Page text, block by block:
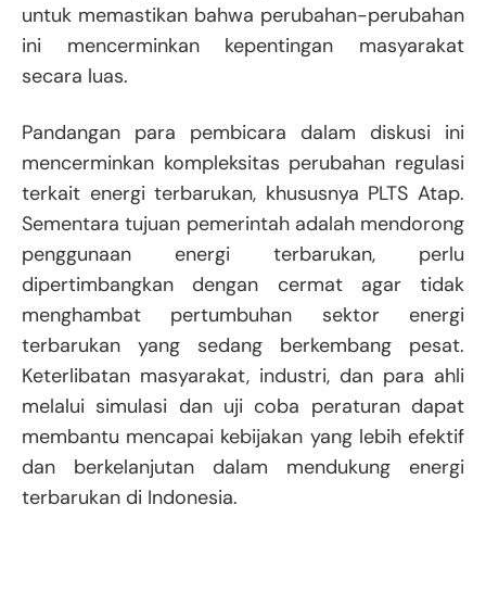
untuk memastikan bahwa perubahan-perubahan
ini mencerminkan kepentingan masyarakat
secara luas.
Pandangan para pembicara dalam diskusi ini
mencerminkan kompleksitas perubahan regulasi
terkait energi terbarukan, khususnya PLTS Atap.
Sementara tujuan pemerintah adalah mendorong
penggunaan energi terbarukan, perlu
dipertimbangkan dengan cermat agar tidak
menghambat pertumbuhan sektor energi
terbarukan yang sedang berkembang pesat.
Keterlibatan masyarakat, industri, dan para ahli
melalui simulasi dan uji coba peraturan dapat
membantu mencapai kebijakan yang lebih efektif
dan berkelanjutan dalam mendukung energi
terbarukan di Indonesia.